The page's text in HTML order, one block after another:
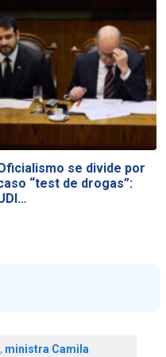
se divide por
“test de drogas”:
, ministra Camila